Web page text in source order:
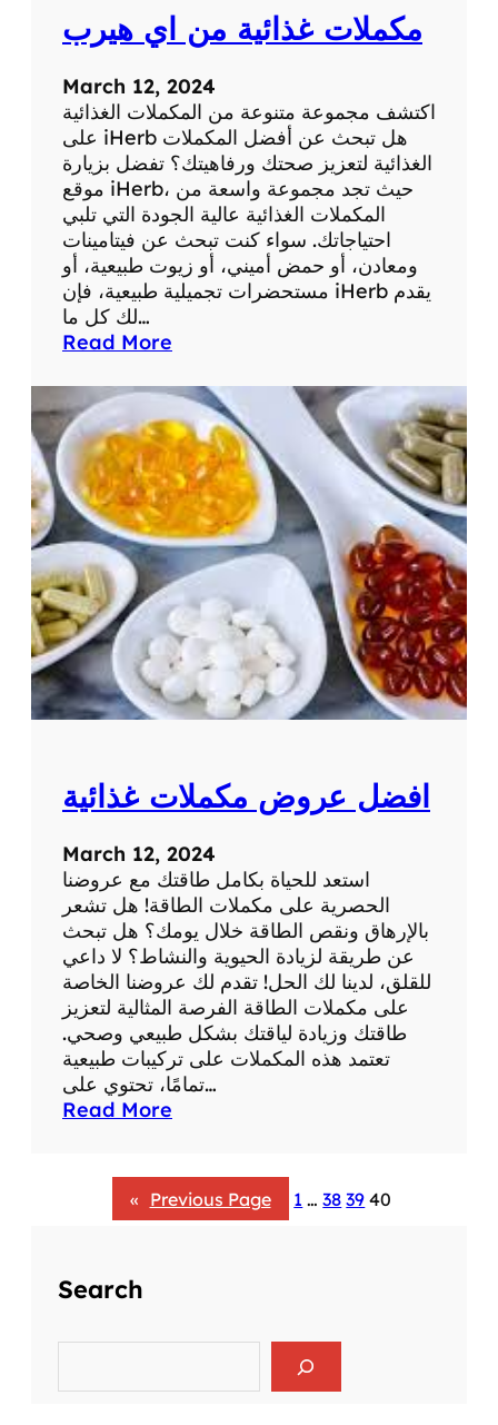
س
م
ن
مكملات غذائية من اي هيرب
March 12, 2024
اكتشف مجموعة متنوعة من المكملات الغذائية
على iHerb هل تبحث عن أفضل المكملات
الغذائية لتعزيز صحتك ورفاهيتك؟ تفضل بزيارة
موقع iHerb، حيث تجد مجموعة واسعة من
المكملات الغذائية عالية الجودة التي تلبي
احتياجاتك. سواء كنت تبحث عن فيتامينات
ومعادن، أو حمض أميني، أو زيوت طبيعية، أو
مستحضرات تجميلية طبيعية، فإن iHerb يقدم
لك كل ما…
Read More
ك
م
ل
ا
ت
غ
ذ
ا
ي
ة
م
ن
ا
ي
ب
افضل عروض مكملات غذائية
March 12, 2024
استعد للحياة بكامل طاقتك مع عروضنا
الحصرية على مكملات الطاقة! هل تشعر
بالإرهاق ونقص الطاقة خلال يومك؟ هل تبحث
عن طريقة لزيادة الحيوية والنشاط؟ لا داعي
للقلق، لدينا لك الحل! تقدم لك عروضنا الخاصة
على مكملات الطاقة الفرصة المثالية لتعزيز
طاقتك وزيادة لياقتك بشكل طبيعي وصحي.
تعتمد هذه المكملات على تركيبات طبيعية
تمامًا، تحتوي على…
Read More
ض
ل
م
م
« Previous Page 1 … 38 39 40
Search
a